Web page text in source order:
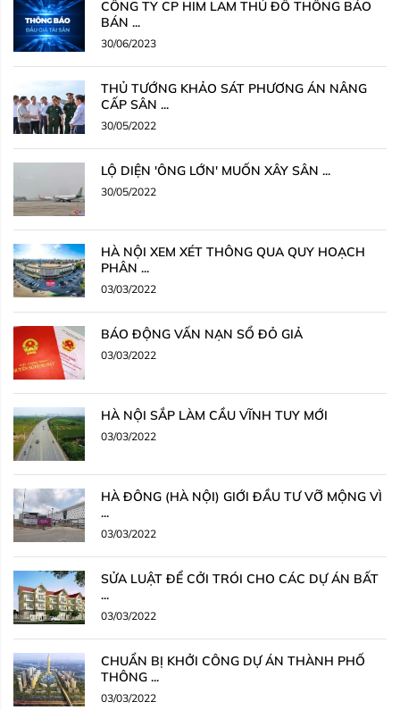
CÔNG TY CP HIM LAM THỦ ĐÔ THÔNG BÁO
BÁN ...
30/06/2023
THỦ TƯỚNG KHẢO SÁT PHƯƠNG ÁN NÂNG
CẤP SÂN ...
30/05/2022
LỘ DIỆN 'ÔNG LỚN' MUỐN XÂY SÂN ...
30/05/2022
HÀ NỘI XEM XÉT THÔNG QUA QUY HOẠCH
PHÂN ...
03/03/2022
BÁO ĐỘNG VẤN NẠN SỔ ĐỎ GIẢ
03/03/2022
HÀ NỘI SẮP LÀM CẦU VĨNH TUY MỚI
03/03/2022
HÀ ĐÔNG (HÀ NỘI) GIỚI ĐẦU TƯ VỠ MỘNG VÌ
...
03/03/2022
SỬA LUẬT ĐỂ CỞI TRÓI CHO CÁC DỰ ÁN BẤT
...
03/03/2022
CHUẨN BỊ KHỞI CÔNG DỰ ÁN THÀNH PHỐ
THÔNG ...
03/03/2022